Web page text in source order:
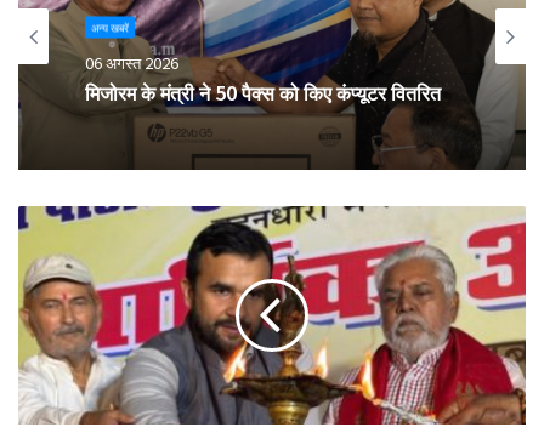
अन्य खबरें
06 अगस्त 2026
मिजोरम के मंत्री ने 50 पैक्स को किए कंप्यूटर वितरित